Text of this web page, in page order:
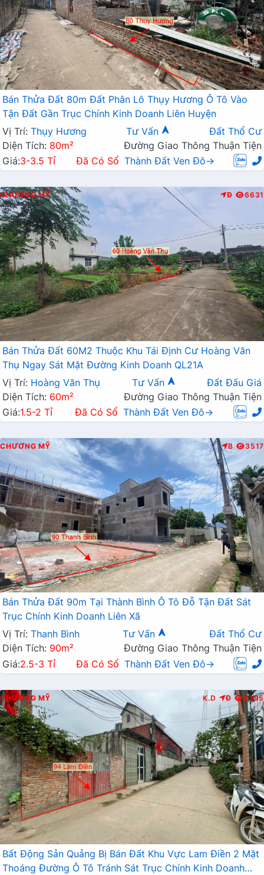
Bán Thửa Đất 80m Đất Phân Lô Thụy Hương Ô Tô Vào
Tận Đất Gần Trục Chính Kinh Doanh Liên Huyện
Vị Trí: Thụy Hương Tư Vấn
Đất Thổ Cư
Diện Tích: 80m²
Đường Giao Thông Thuận Tiện
Giá:3-3.5 Tỉ Đã Có Sổ Thành Đất Ven Đô→
CHƯƠNG MỸ Đ 6631
Bán Thửa Đất 60M2 Thuộc Khu Tái Định Cư Hoàng Văn
Thụ Ngay Sát Mặt Đường Kinh Doanh QL21A
Vị Trí: Hoàng Văn Thụ Tư Vấn
Đất Đấu Giá
Diện Tích: 60m²
Đường Giao Thông Thuận Tiện
Giá:1.5-2 Tỉ Đã Có Sổ Thành Đất Ven Đô→
CHƯƠNG MỸ B 3517
Bán Thửa Đất 90m Tại Thành Bình Ô Tô Đỗ Tận Đất Sát
Trục Chính Kinh Doanh Liên Xã
Vị Trí: Thanh Bình Tư Vấn
Đất Thổ Cư
Diện Tích: 90m²
Đường Giao Thông Thuận Tiện
Giá:2.5-3 Tỉ Đã Có Sổ Thành Đất Ven Đô→
CHƯƠNG MỸ K.D Đ 3395
Bất Động Sản Quảng Bị Bán Đất Khu Vực Lam Điền 2 Mặt
Thoáng Đường Ô Tô Tránh Sát Trục Chính Kinh Doanh